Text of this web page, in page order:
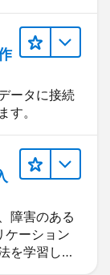
ータに接続
す。
障害のある
ケーション
を学習しま